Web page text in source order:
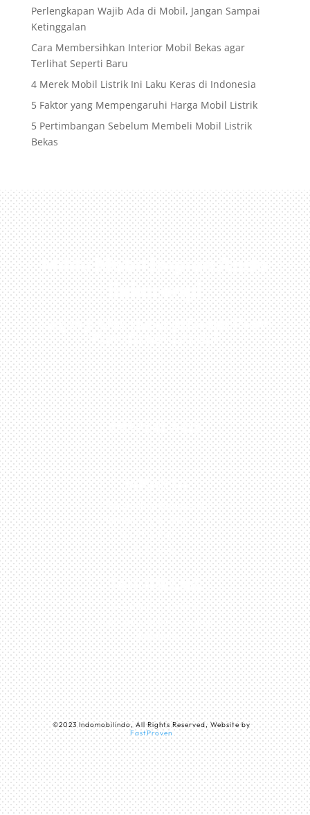
Perlengkapan Wajib Ada di Mobil, Jangan Sampai
Ketinggalan
Cara Membersihkan Interior Mobil Bekas agar
Terlihat Seperti Baru
4 Merek Mobil Listrik Ini Laku Keras di Indonesia
5 Faktor yang Mempengaruhi Harga Mobil Listrik
5 Pertimbangan Sebelum Membeli Mobil Listrik
Bekas
Miliki Mobil Impian Anda
Sekarang!
Kunjungi Atau Hubungi Dealer Resmi
Kami Di Kota Anda!
0813-1054-7548
JAKARTA
Perumahan Boulevard
Taman Surya 3 Blok h2,
No.27, Jakarta –
Indonesia
TANGERANG
Husein Sastra Negara,
No.8 Jurumudi Tangerang
– Indonesia
©2023Indomobilindo, All Rights Reserved, Website by
FastProven